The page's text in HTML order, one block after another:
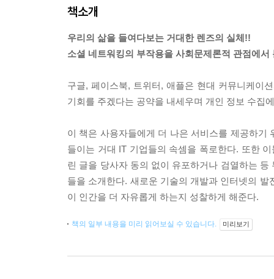
책소개
우리의 삶을 들여다보는 거대한 렌즈의 실체!!
소셜 네트워킹의 부작용을 사회문제론적 관점에서
구글, 페이스북, 트위터, 애플은 현대 커뮤니케이
기회를 주겠다는 공약을 내세우며 개인 정보 수집
이 책은 사용자들에게 더 나은 서비스를 제공하
들이는 거대 IT 기업들의 속셈을 폭로한다. 또한
린 글을 당사자 동의 없이 유포하거나 검열하는
들을 소개한다. 새로운 기술의 개발과 인터넷의
이 인간을 더 자유롭게 하는지 성찰하게 해준다.
책의 일부 내용을 미리 읽어보실 수 있습니다. 미리보기